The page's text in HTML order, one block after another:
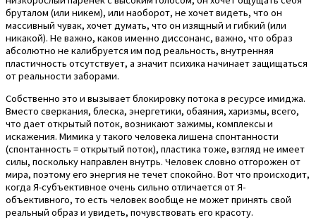
бруталом (или никем), или наоборот, не хочет видеть, что он
массивный чувак, хочет думать, что он изящный и гибкий (или
никакой). Не важно, каков именно диссонанс, важно, что образ
абсолютно не калибруется им под реальность, внутренняя
пластичность отсутствует, а значит психика начинает защищаться
от реальности заборами.
Собственно это и вызывает блокировку потока в ресурсе имиджа.
Вместо сверкания, блеска, энергетики, обаяния, харизмы, всего,
что дает открытый поток, возникают зажимы, комплексы и
искажения. Мимика у такого человека лишена спонтанности
(спонтанность = открытый поток), пластика тоже, взгляд не имеет
силы, поскольку направлен внутрь. Человек словно отгорожен от
мира, поэтому его энергия не течет спокойно. Вот что происходит,
когда Я-субъективное очень сильно отличается от Я-
объективного, то есть человек вообще не может принять свой
реальный образ и увидеть, почувствовать его красоту.